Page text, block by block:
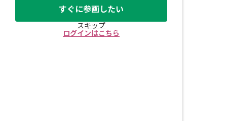
すぐに参画したい
スキップ
ログインはこちら